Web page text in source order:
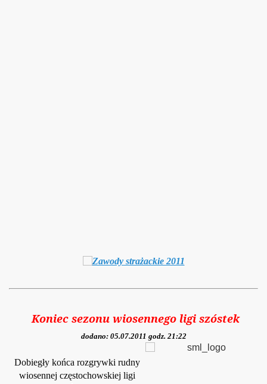
Koniec sezonu wiosennego ligi szóstek
dodano: 05.07.2011 godz. 21:22
Dobiegły końca rozgrywki rudny
wiosennej częstochowskiej ligi